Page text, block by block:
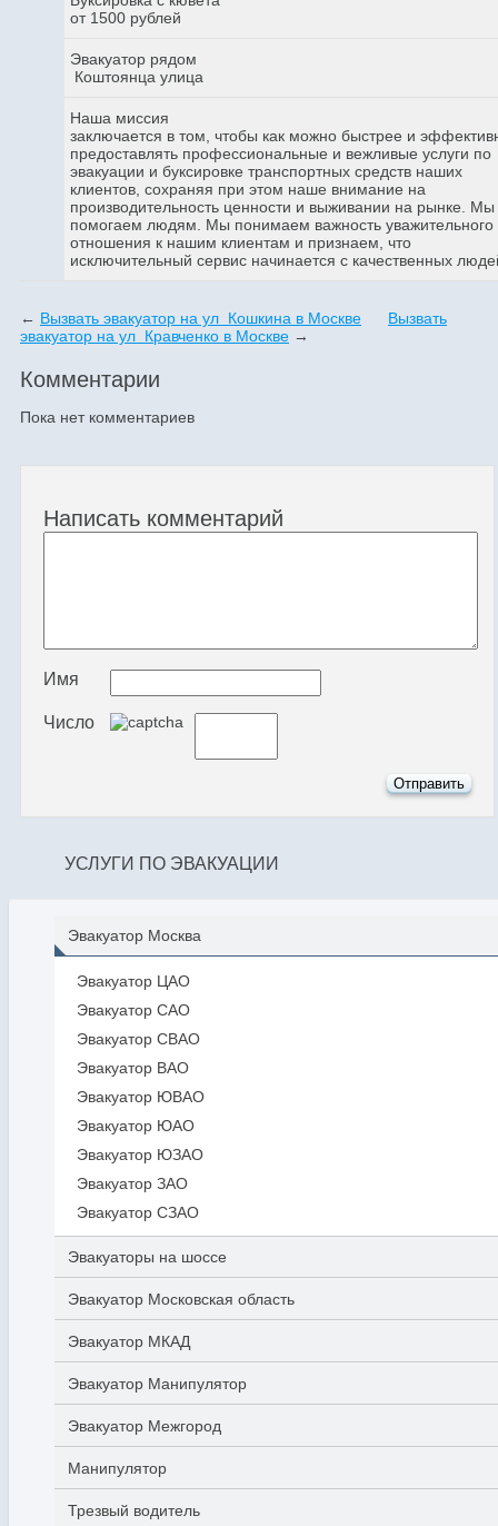
от 1500 рублей
Эвакуатор рядом
Коштоянца улица
Наша миссия
заключается в том, чтобы как можно быстрее и
предоставлять профессиональные и вежливые услуги по
эвакуации и буксировке транспортных средств наших
клиентов, сохраняя при этом наше внимание на
производительность ценности и выживании на рынке. Мы
помогаем людям. Мы понимаем важность уважительного
отношения к нашим клиентам и признаем, что
исключительный сервис начинается с качественных
← Вызвать эвакуатор на ул Кошкина в Москве
Вызвать
эвакуатор на ул Кравченко в Москве →
Комментарии
Пока нет комментариев
Написать комментарий
Имя
Число
УСЛУГИ ПО ЭВАКУАЦИИ
Эвакуатор Москва
Эвакуатор ЦАО
Эвакуатор САО
Эвакуатор СВАО
Эвакуатор ВАО
Эвакуатор ЮВАО
Эвакуатор ЮАО
Эвакуатор ЮЗАО
Эвакуатор ЗАО
Эвакуатор СЗАО
Эвакуаторы на шоссе
Эвакуатор Московская область
Эвакуатор МКАД
Эвакуатор Манипулятор
Эвакуатор Межгород
Манипулятор
Трезвый водитель